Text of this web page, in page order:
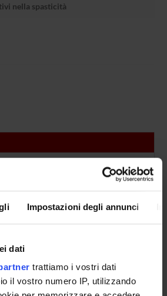
Impostazioni degli annunci
dati
trattiamo i vostri dati
il vostro numero IP, utilizzando
nella spasticità